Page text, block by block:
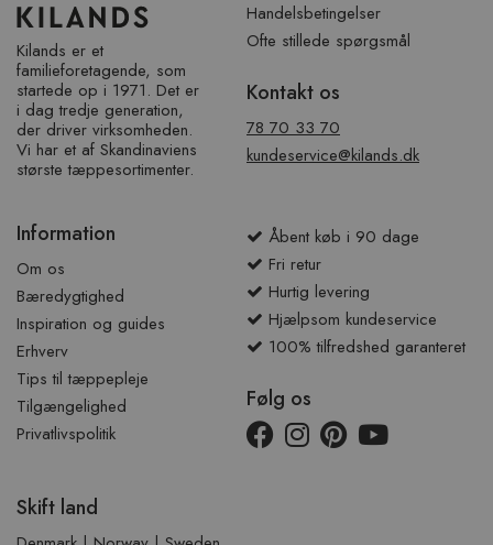
Kilands er et
familieforetagende, som
startede op i 1971. Det er
i dag tredje generation,
der driver virksomheden.
Vi har et af ​​Skandinaviens
største tæppesortimenter.
Handelsbetingelser
Ofte stillede spørgsmål
Kontakt os
78 70 33 70
kundeservice@kilands.dk
Information
Om os
Bæredygtighed
Inspiration og guides
Erhverv
Tips til tæppepleje
Tilgængelighed
Privatlivspolitik
Åbent køb i 90 dage
Fri retur
Hurtig levering
Hjælpsom kundeservice
100% tilfredshed garanteret
Følg os
Skift land